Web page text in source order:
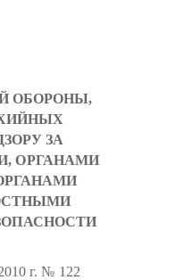
ОБОРОНЫ,
ЗА
ОРГАНАМИ
г. № 122